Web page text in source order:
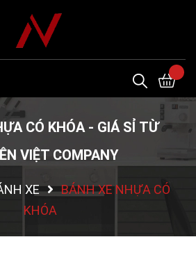
CÓ KHÓA - GIÁ SỈ TỪ
VIỆT COMPANY
XE
BÁNH XE NHỰA CÓ
KHÓA